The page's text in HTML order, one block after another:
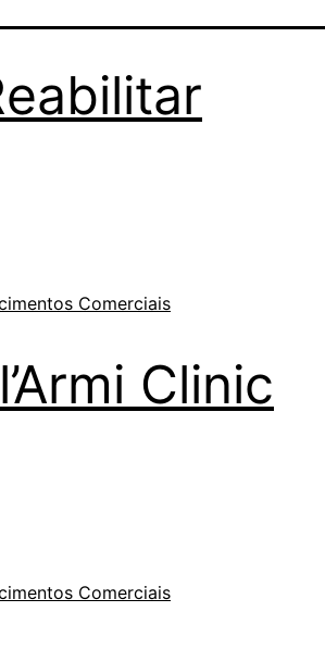
Comerciais
Clinic
Comerciais